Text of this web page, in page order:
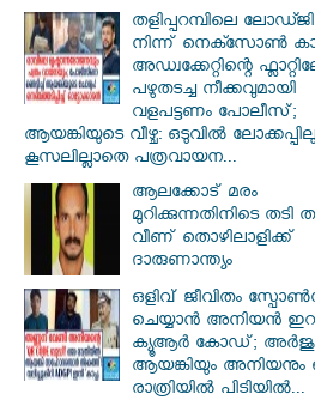
തളിപ്പറമ്പിലെ
നിന്ന് നെക്സോൺ
അഡ്വക്കേറ്റിന്റെ
പഴുതടച്ച നീക്കവുമായി
വളപട്ടണം പോലീസ്;
ആയങ്കിയുടെ വീഴ്ച: ഒടുവിൽ
കൂസലില്ലാതെ പത്രവായന...
ആലക്കോട് മരം
മുറിക്കുന്നതിനിടെ
വീണ് തൊഴിലാളിക്ക്
ദാരുണാന്ത്യം
ഒളിവ് ജീവിതം
ചെയ്യാൻ അനിയൻ
ക്യൂആർ കോഡ്;
ആയങ്കിയും അനിയനും
രാത്രിയിൽ പിടിയിൽ...